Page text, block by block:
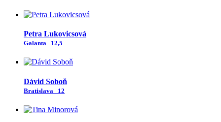
Petra Lukovicsová
Galanta 12,5
Dávid Soboň
Bratislava 12